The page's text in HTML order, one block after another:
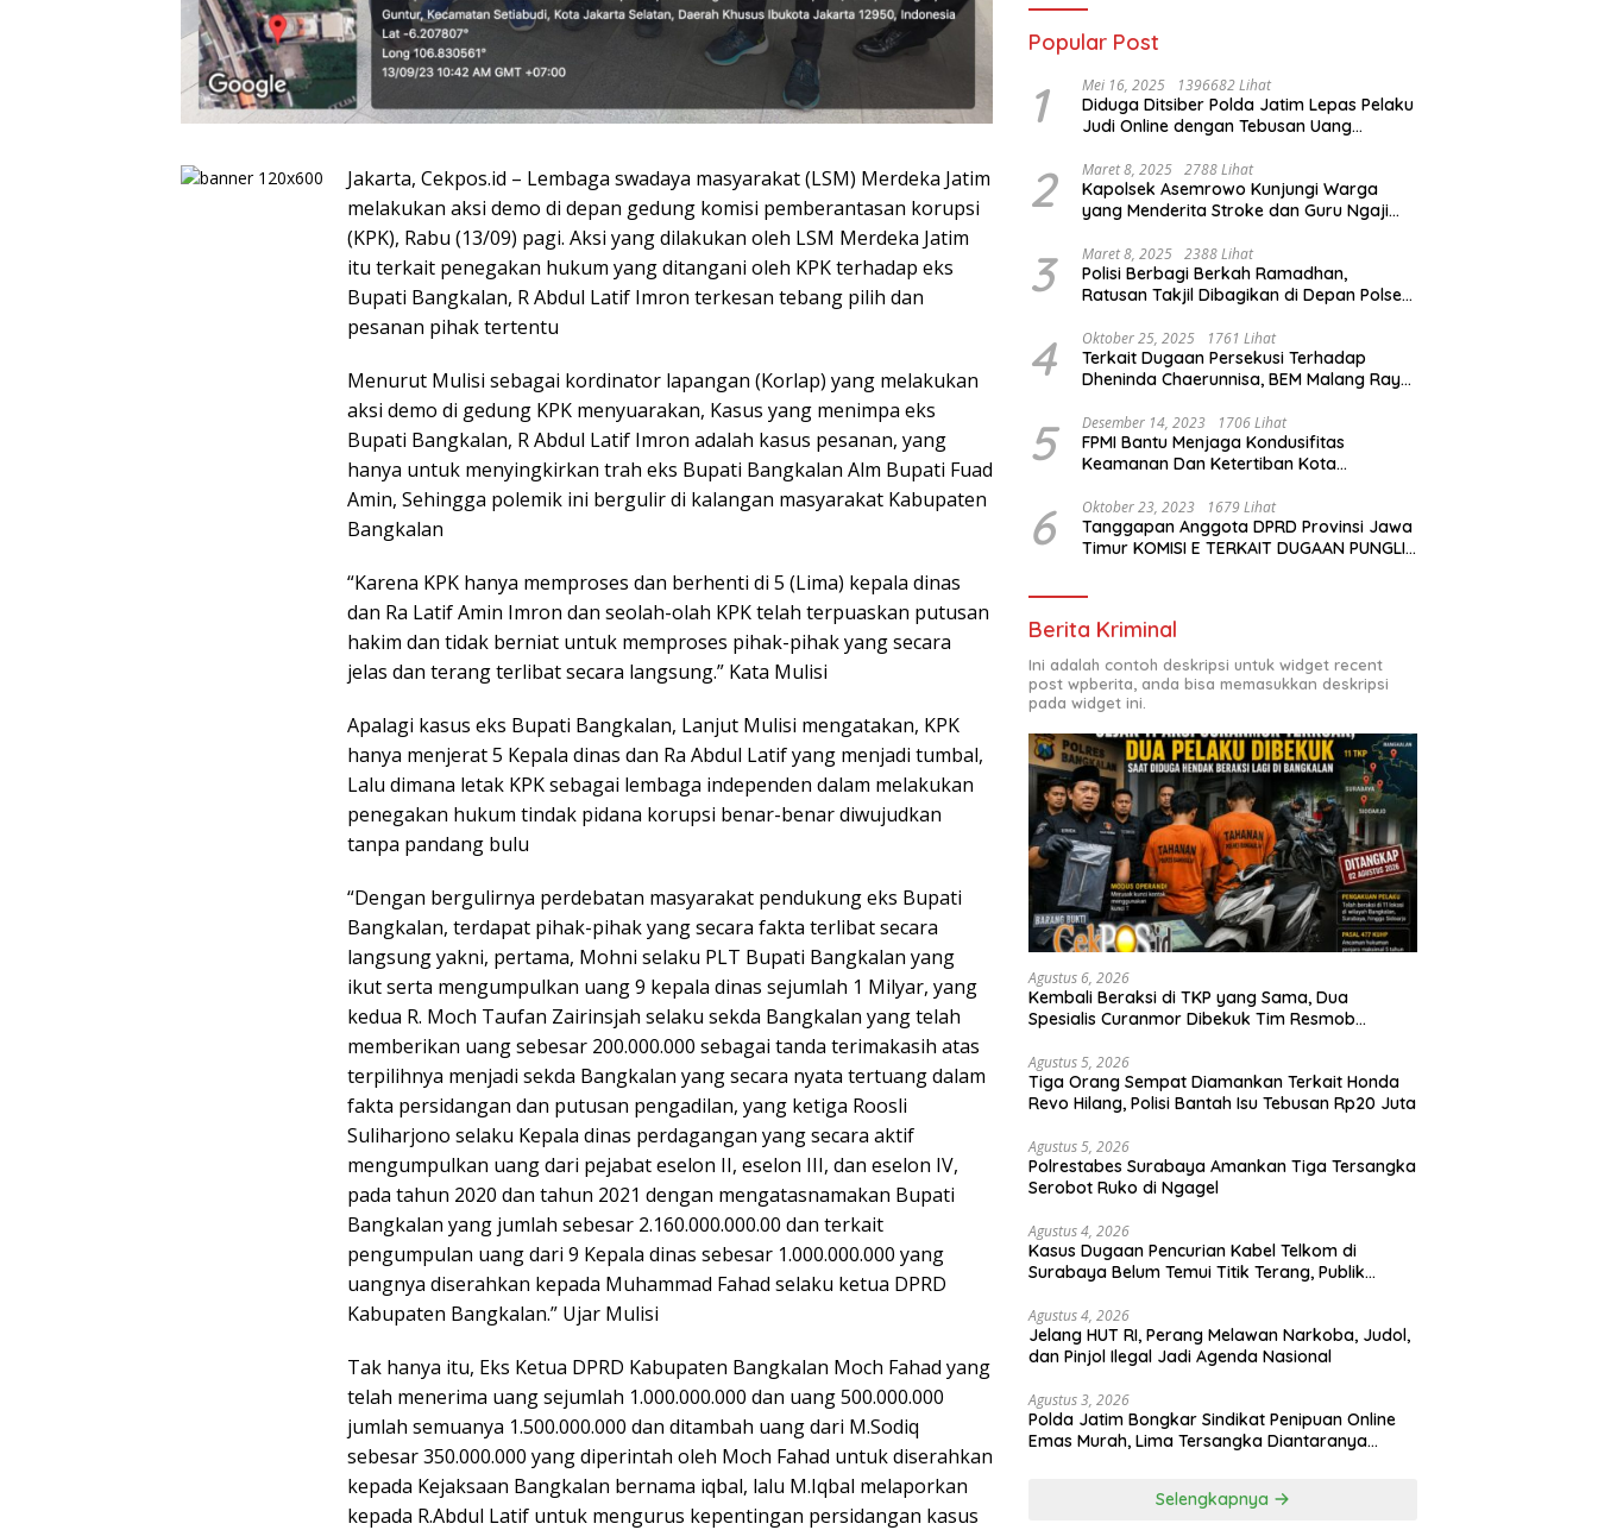
Jakarta, Cekpos.id – Lembaga swadaya masyarakat (LSM) Merdeka Jatim
melakukan aksi demo di depan gedung komisi pemberantasan korupsi
(KPK), Rabu (13/09) pagi. Aksi yang dilakukan oleh LSM Merdeka Jatim
itu terkait penegakan hukum yang ditangani oleh KPK terhadap eks
Bupati Bangkalan, R Abdul Latif Imron terkesan tebang pilih dan
pesanan pihak tertentu
Menurut Mulisi sebagai kordinator lapangan (Korlap) yang melakukan
aksi demo di gedung KPK menyuarakan, Kasus yang menimpa eks
Bupati Bangkalan, R Abdul Latif Imron adalah kasus pesanan, yang
hanya untuk menyingkirkan trah eks Bupati Bangkalan Alm Bupati Fuad
Amin, Sehingga polemik ini bergulir di kalangan masyarakat Kabupaten
Bangkalan
“Karena KPK hanya memproses dan berhenti di 5 (Lima) kepala dinas
dan Ra Latif Amin Imron dan seolah-olah KPK telah terpuaskan putusan
hakim dan tidak berniat untuk memproses pihak-pihak yang secara
jelas dan terang terlibat secara langsung.” Kata Mulisi
Apalagi kasus eks Bupati Bangkalan, Lanjut Mulisi mengatakan, KPK
hanya menjerat 5 Kepala dinas dan Ra Abdul Latif yang menjadi tumbal,
Lalu dimana letak KPK sebagai lembaga independen dalam melakukan
penegakan hukum tindak pidana korupsi benar-benar diwujudkan
tanpa pandang bulu
“Dengan bergulirnya perdebatan masyarakat pendukung eks Bupati
Bangkalan, terdapat pihak-pihak yang secara fakta terlibat secara
langsung yakni, pertama, Mohni selaku PLT Bupati Bangkalan yang
ikut serta mengumpulkan uang 9 kepala dinas sejumlah 1 Milyar, yang
kedua R. Moch Taufan Zairinsjah selaku sekda Bangkalan yang telah
memberikan uang sebesar 200.000.000 sebagai tanda terimakasih atas
terpilihnya menjadi sekda Bangkalan yang secara nyata tertuang dalam
fakta persidangan dan putusan pengadilan, yang ketiga Roosli
Suliharjono selaku Kepala dinas perdagangan yang secara aktif
mengumpulkan uang dari pejabat eselon II, eselon III, dan eselon IV,
pada tahun 2020 dan tahun 2021 dengan mengatasnamakan Bupati
Bangkalan yang jumlah sebesar 2.160.000.000.00 dan terkait
pengumpulan uang dari 9 Kepala dinas sebesar 1.000.000.000 yang
uangnya diserahkan kepada Muhammad Fahad selaku ketua DPRD
Kabupaten Bangkalan.” Ujar Mulisi
Tak hanya itu, Eks Ketua DPRD Kabupaten Bangkalan Moch Fahad yang
telah menerima uang sejumlah 1.000.000.000 dan uang 500.000.000
jumlah semuanya 1.500.000.000 dan ditambah uang dari M.Sodiq
sebesar 350.000.000 yang diperintah oleh Moch Fahad untuk diserahkan
kepada Kejaksaan Bangkalan bernama iqbal, lalu M.Iqbal melaporkan
kepada R.Abdul Latif untuk mengurus kepentingan persidangan kasus
Popular Post
1 Mei 16, 2025 1396682 Lihat
Diduga Ditsiber Polda Jatim Lepas Pelaku
Judi Online dengan Tebusan Uang
2 Maret 8, 2025 2788 Lihat
Kapolsek Asemrowo Kunjungi Warga
yang Menderita Stroke dan Guru Ngaji
3 Maret 8, 2025 2388 Lihat
Polisi Berbagi Berkah Ramadhan,
Ratusan Takjil Dibagikan di Depan Polsek
4 Oktober 25, 2025 1761 Lihat
Terkait Dugaan Persekusi Terhadap
Dheninda Chaerunnisa, BEM Malang Raya
5 Desember 14, 2023 1706 Lihat
FPMI Bantu Menjaga Kondusifitas
Keamanan Dan Ketertiban Kota
6 Oktober 23, 2023 1679 Lihat
Tanggapan Anggota DPRD Provinsi Jawa
Timur KOMISI E TERKAIT DUGAAN PUNGLI
Berita Kriminal
Ini adalah contoh deskripsi untuk widget recent
post wpberita, anda bisa memasukkan deskripsi
pada widget ini.
Agustus 6, 2026
Kembali Beraksi di TKP yang Sama, Dua
Spesialis Curanmor Dibekuk Tim Resmob
Agustus 5, 2026
Tiga Orang Sempat Diamankan Terkait Honda
Revo Hilang, Polisi Bantah Isu Tebusan Rp20 Juta
Agustus 5, 2026
Polrestabes Surabaya Amankan Tiga Tersangka
Serobot Ruko di Ngagel
Agustus 4, 2026
Kasus Dugaan Pencurian Kabel Telkom di
Surabaya Belum Temui Titik Terang, Publik
Agustus 4, 2026
Jelang HUT RI, Perang Melawan Narkoba, Judol,
dan Pinjol Ilegal Jadi Agenda Nasional
Agustus 3, 2026
Polda Jatim Bongkar Sindikat Penipuan Online
Emas Murah, Lima Tersangka Diantaranya
Selengkapnya